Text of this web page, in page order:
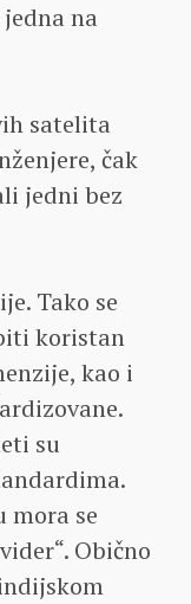
na
satelita
čak
jedni bez
Tako se
koristan
kao i
su
mora se
Obično